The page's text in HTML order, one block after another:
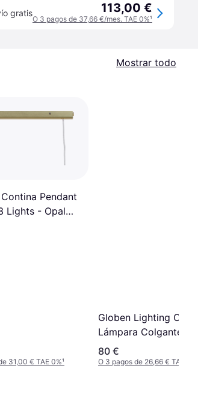
gratis 113,00 €
O 3 pagos de 37,66 €/mes. TAE 0%¹
Mostrar todo
Pendant
Lights - Opal
31,00 € TAE 0%¹
Globen Lighting
Lámpara Colgante
80 €
O 3 pagos de 26,66 € TAE 0%